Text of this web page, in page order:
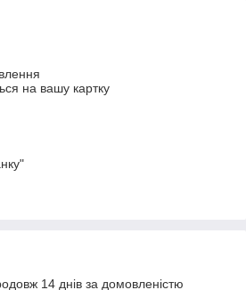
на вашу картку
14 днів за домовленістю